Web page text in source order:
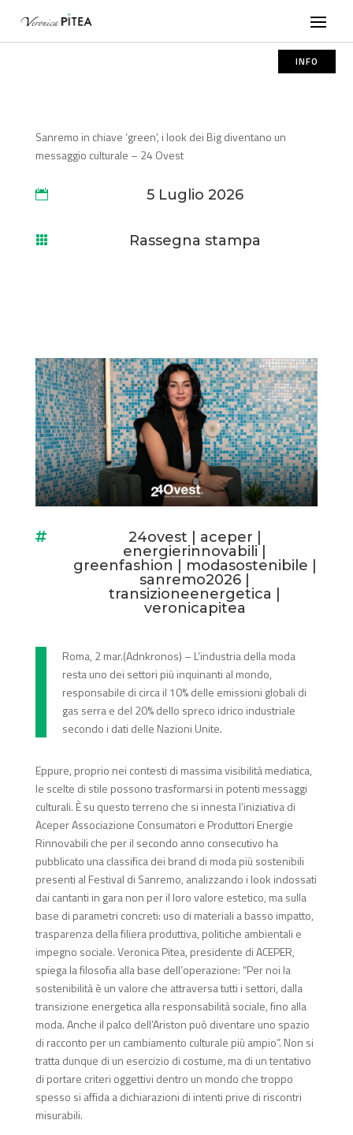
INFO
Sanremo in chiave ‘green’, i look dei Big diventano un
messaggio culturale – 24 Ovest
 5 Luglio 2026
 Rassegna stampa
 24ovest aceper
energierinnovabili
greenfashion
modasostenibile
sanremo2026
transizioneenergetica
veronicapitea
Roma, 2 mar.(Adnkronos) – L’industria della moda
resta uno dei settori più inquinanti al mondo,
responsabile di circa il 10% delle emissioni globali di
gas serra e del 20% dello spreco idrico industriale
secondo i dati delle Nazioni Unite.
Eppure, proprio nei contesti di massima visibilità mediatica,
le scelte di stile possono trasformarsi in potenti messaggi
culturali. È su questo terreno che si innesta l’iniziativa di
Aceper Associazione Consumatori e Produttori Energie
Rinnovabili che per il secondo anno consecutivo ha
pubblicato una classifica dei brand di moda più sostenibili
presenti al Festival di Sanremo, analizzando i look indossati
dai cantanti in gara non per il loro valore estetico, ma sulla
base di parametri concreti: uso di materiali a basso impatto,
trasparenza della filiera produttiva, politiche ambientali e
impegno sociale. Veronica Pitea, presidente di ACEPER,
spiega la filosofia alla base dell’operazione: “Per noi la
sostenibilità è un valore che attraversa tutti i settori, dalla
transizione energetica alla responsabilità sociale, fino alla
moda. Anche il palco dell’Ariston può diventare uno spazio
di racconto per un cambiamento culturale più ampio”. Non si
tratta dunque di un esercizio di costume, ma di un tentativo
di portare criteri oggettivi dentro un mondo che troppo
spesso si affida a dichiarazioni di intenti prive di riscontri
misurabili.